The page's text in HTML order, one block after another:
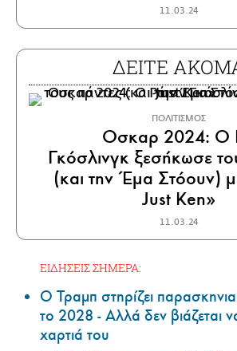
11.03.24
ΔΕΙΤΕ
ΠΟΛΙΤΙΣΜΟΣ
Οσκαρ 2024: Ο
Γκόσλινγκ ξεσήκωσε
(και την Έμα Στόουν)
Just Ken»
11.03.24
ΕΙΔΗΣΕΙΣ ΣΗΜΕΡΑ:
Ο Τραμπ στηρίζει
το 2028 - Αλλά δεν βιάζεται
χαρτιά του